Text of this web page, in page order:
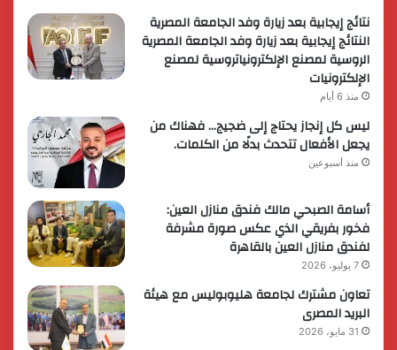
نتائج إيجابية بعد زيارة وفد الجامعة المصرية
النتائج إيجابية بعد زيارة وفد الجامعة المصرية
الروسية لمصنع الإلكترونياتروسية لمصنع
الإلكترونيات
منذ 6 أيام
ليس كل إنجاز يحتاج إلى ضجيج… فهناك من
يجعل الأفعال تتحدث بدلًا من الكلمات.
منذ أسبوعين
أسامة الصبحي مالك فندق منازل العين:
فخور بفريقي الذي عكس صورة مشرفة
لفندق منازل العين بالقاهرة
7 يوليو، 2026
تعاون مشترك لجامعة هليوبوليس مع هيئة
البريد المصرى
31 مايو، 2026